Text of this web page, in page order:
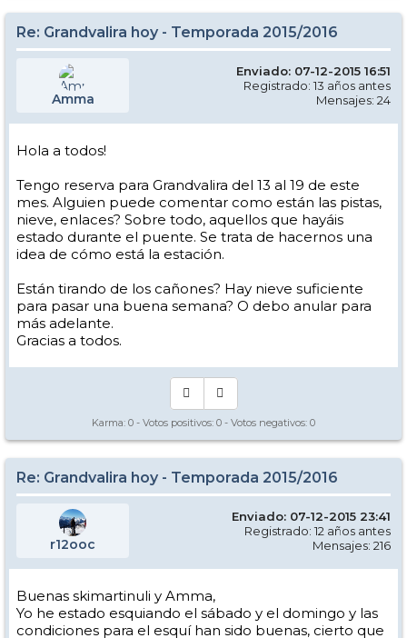
Re: Grandvalira hoy - Temporada 2015/2016
Amma
Enviado: 07-12-2015 16:51
Registrado: 13 años antes
Mensajes: 24
Hola a todos!
Tengo reserva para Grandvalira del 13 al 19 de este
mes. Alguien puede comentar como están las pistas,
nieve, enlaces? Sobre todo, aquellos que hayáis
estado durante el puente. Se trata de hacernos una
idea de cómo está la estación.
Están tirando de los cañones? Hay nieve suficiente
para pasar una buena semana? O debo anular para
más adelante.
Gracias a todos.
Karma: 0 - Votos positivos: 0 - Votos negativos: 0
Re: Grandvalira hoy - Temporada 2015/2016
r12ooc
Enviado: 07-12-2015 23:41
Registrado: 12 años antes
Mensajes: 216
Buenas skimartinuli y Amma,
Yo he estado esquiando el sábado y el domingo y las
condiciones para el esquí han sido buenas, cierto que